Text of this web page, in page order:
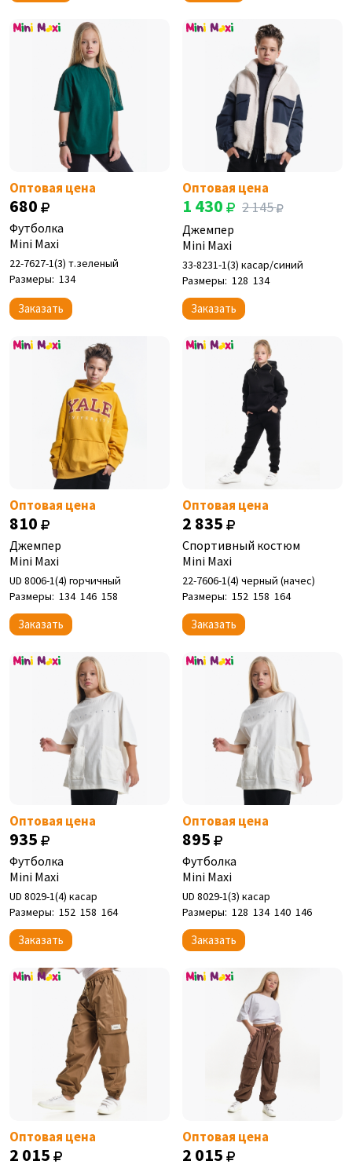
Оптовая цена
680
Футболка
Mini Maxi
22-7627-1(3) т.зеленый
Размеры: 134
Заказать
Оптовая цена
1 430 2 145
Джемпер
Mini Maxi
33-8231-1(3) касар/синий
Размеры: 128 134
Заказать
Оптовая цена
810
Джемпер
Mini Maxi
UD 8006-1(4) горчичный
Размеры: 134 146 158
Заказать
Оптовая цена
2 835
Спортивный костюм
Mini Maxi
22-7606-1(4) черный (начес)
Размеры: 152 158 164
Заказать
Оптовая цена
935
Футболка
Mini Maxi
UD 8029-1(4) касар
Размеры: 152 158 164
Заказать
Оптовая цена
895
Футболка
Mini Maxi
UD 8029-1(3) касар
Размеры: 128 134 140 146
Заказать
Оптовая цена
2 015
Оптовая цена
2 015